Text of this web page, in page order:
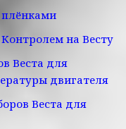
плёнками
на Весту
Веста для
двигателя
Веста для